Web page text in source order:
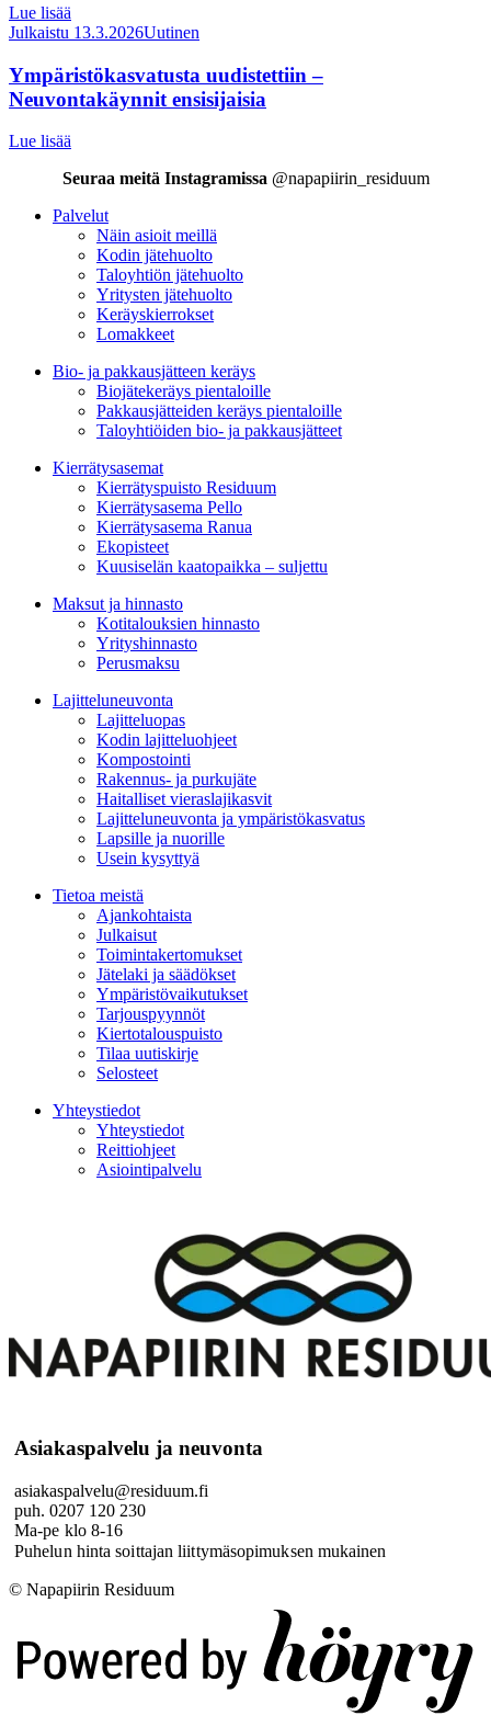
Lue lisää
Julkaistu 13.3.2026Uutinen
Ympäristökasvatusta uudistettiin –
Neuvontakäynnit ensisijaisia
Lue lisää
Seuraa meitä Instagramissa @napapiirin_residuum
Palvelut
Näin asioit meillä
Kodin jätehuolto
Taloyhtiön jätehuolto
Yritysten jätehuolto
Keräyskierrokset
Lomakkeet
Bio- ja pakkausjätteen keräys
Biojätekeräys pientaloille
Pakkausjätteiden keräys pientaloille
Taloyhtiöiden bio- ja pakkausjätteet
Kierrätysasemat
Kierrätyspuisto Residuum
Kierrätysasema Pello
Kierrätysasema Ranua
Ekopisteet
Kuusiselän kaatopaikka – suljettu
Maksut ja hinnasto
Kotitalouksien hinnasto
Yrityshinnasto
Perusmaksu
Lajitteluneuvonta
Lajitteluopas
Kodin lajitteluohjeet
Kompostointi
Rakennus- ja purkujäte
Haitalliset vieraslajikasvit
Lajitteluneuvonta ja ympäristökasvatus
Lapsille ja nuorille
Usein kysyttyä
Tietoa meistä
Ajankohtaista
Julkaisut
Toimintakertomukset
Jätelaki ja säädökset
Ympäristövaikutukset
Tarjouspyynnöt
Kiertotalouspuisto
Tilaa uutiskirje
Selosteet
Yhteystiedot
Yhteystiedot
Reittiohjeet
Asiointipalvelu
Asiakaspalvelu ja neuvonta
asiakaspalvelu@residuum.fi
puh. 0207 120 230
Ma-pe klo 8-16
Puhelun hinta soittajan liittymäsopimuksen mukainen
© Napapiirin Residuum